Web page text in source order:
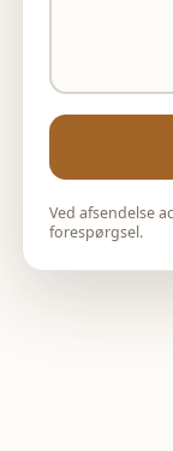
Ved afsendelse
forespørgsel.